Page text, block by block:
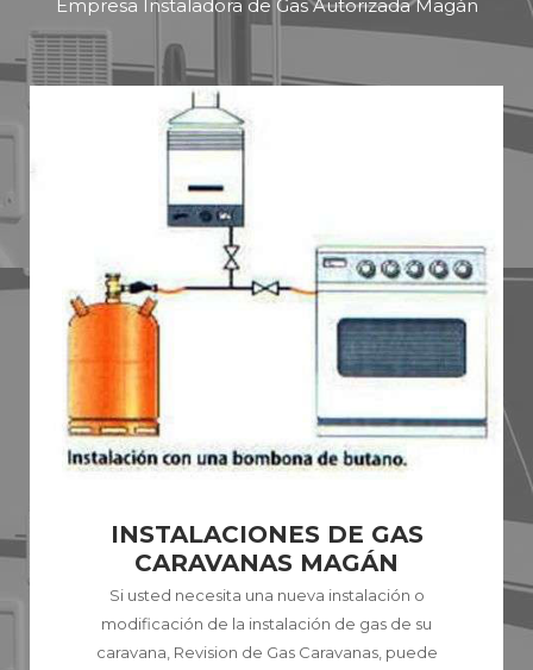
Empresa Instaladora de Gas Autorizada Magán
INSTALACIONES DE GAS
CARAVANAS MAGÁN
Si usted necesita una nueva instalación o
modificación de la instalación de gas de su
caravana, Revision de Gas Caravanas, puede